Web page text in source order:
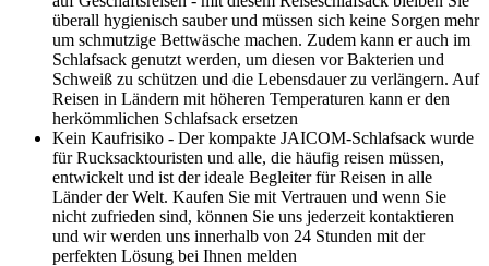
überall hygienisch sauber und müssen sich keine Sorgen mehr
um schmutzige Bettwäsche machen. Zudem kann er auch im
Schlafsack genutzt werden, um diesen vor Bakterien und
Schweiß zu schützen und die Lebensdauer zu verlängern. Auf
Reisen in Ländern mit höheren Temperaturen kann er den
herkömmlichen Schlafsack ersetzen
Kein Kaufrisiko - Der kompakte JAICOM-Schlafsack wurde
für Rucksacktouristen und alle, die häufig reisen müssen,
entwickelt und ist der ideale Begleiter für Reisen in alle
Länder der Welt. Kaufen Sie mit Vertrauen und wenn Sie
nicht zufrieden sind, können Sie uns jederzeit kontaktieren
und wir werden uns innerhalb von 24 Stunden mit der
perfekten Lösung bei Ihnen melden